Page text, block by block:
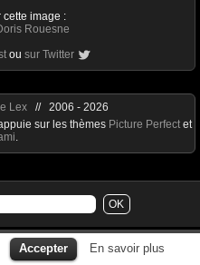
cette image :
Rouesne
ou sur Twitter
Accepter En savoir plus
Lex// 2006 - 2026
sur les thèmes Picture Perfect et
.